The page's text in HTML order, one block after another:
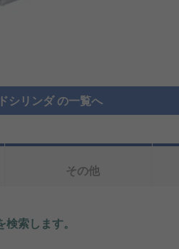
シリンダ の一覧へ
その他
索します。